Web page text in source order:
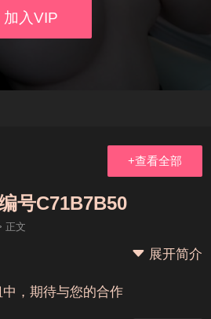
加入VIP
+查看全部
号C71B7B50
正文
展开简介
件(19j网站发展历程)
中，期待与您的合作